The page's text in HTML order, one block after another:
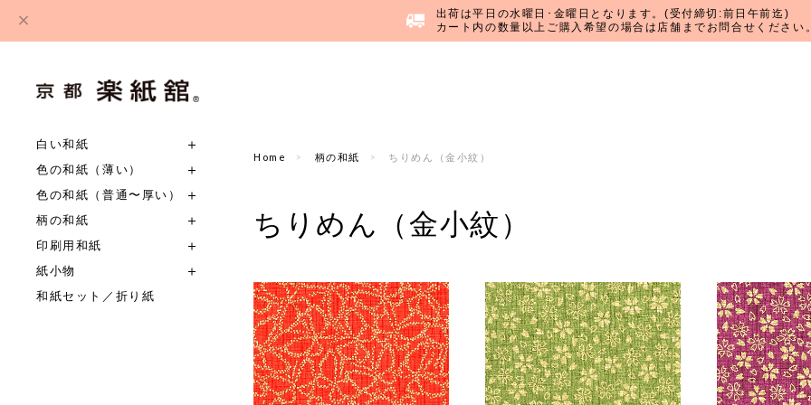
出荷は平日の水曜日･金曜日となります。(受付締切:前日午前迄)
カート内の数量以上ご購入希望の場合は店舗までお問合せください
白い和紙
色の和紙（薄い）
色の和紙（普通〜厚い）
柄の和紙
印刷用和紙
紙小物
和紙セット／折り紙
Home 柄の和紙 ちりめん（金小紋）
ちりめん（金小紋）